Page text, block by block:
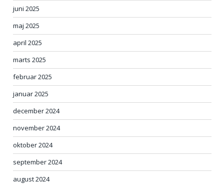
juni 2025
maj 2025
april 2025
marts 2025
februar 2025
januar 2025
december 2024
november 2024
oktober 2024
september 2024
august 2024